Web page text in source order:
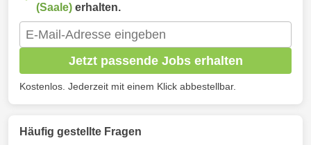
(Saale) erhalten.
Jetzt passende Jobs erhalten
Kostenlos. Jederzeit mit einem Klick abbestellbar.
Häufig gestellte Fragen